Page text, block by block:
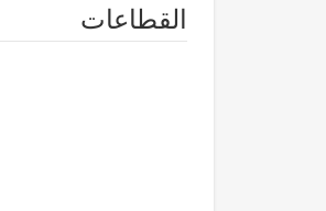
القطاعات